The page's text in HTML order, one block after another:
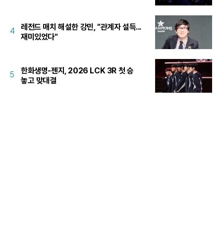
4
레전드 매치 해설한 강민, "관계자 설득...
재미있었다"
5
한화생명-젠지, 2026 LCK 3R 첫 승
놓고 맞대결